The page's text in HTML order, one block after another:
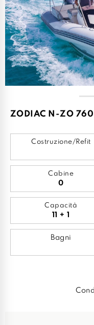
Previous
ZODIAC N-ZO 760
Costruzione/Refit
Cabine
0
Capacità
11 + 1
Bagni